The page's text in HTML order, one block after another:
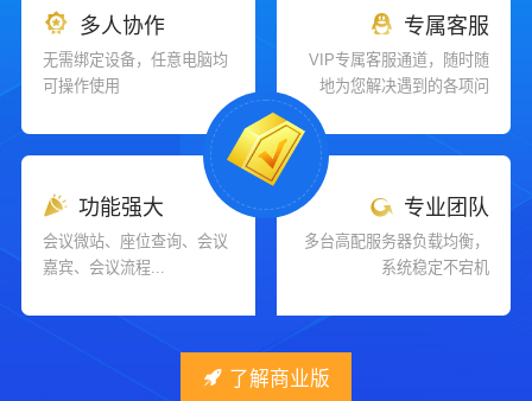
多人协作
无需绑定设备，任意电脑均
可操作使用
专属客服
VIP专属客服通道，随时随
地为您解决遇到的各项问
功能强大
会议微站、座位查询、会议
嘉宾、会议流程...
专业团队
多台高配服务器负载均衡，
系统稳定不宕机
了解商业版